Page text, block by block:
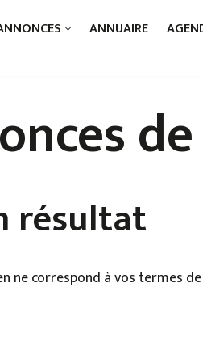
ANNUAIRE
résultat
ne correspond à vos termes